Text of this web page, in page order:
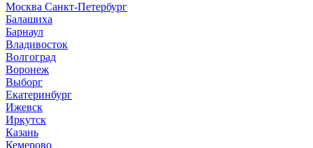
Москва Санкт-Петербург
Балашиха
Барнаул
Владивосток
Волгоград
Воронеж
Выборг
Екатеринбург
Ижевск
Иркутск
Казань
Кемерово